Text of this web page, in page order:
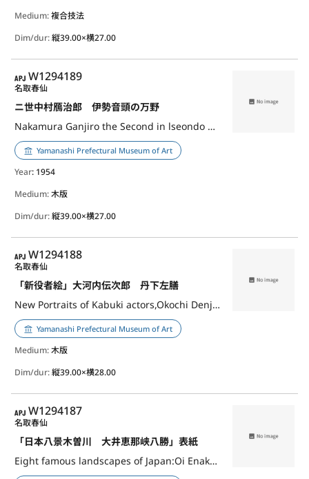
Medium:複合技法
Dim/dur:縦39.00×横27.00
APJ
W1294189
ニ世中村鴈治郎 伊勢音頭の万野
Nakamura Ganjiro the Second in lseondo no Manno
名取春仙
Yamanashi Prefectural Museum of Art
Year: 1954
Medium:木版
Dim/dur:縦39.00×横27.00
APJ
W1294188
「新役者絵」大河内伝次郎 丹下左膳
New Portraits of Kabuki actors,Okochi Denjiro in Tange Sazen
名取春仙
Yamanashi Prefectural Museum of Art
Medium:木版
Dim/dur:縦39.00×横28.00
APJ
W1294187
「日本八景木曽川 大井恵那峡八勝」表紙
Eight famous landscapes of Japan:Oi Enakyo Hasshoo,Cover
名取春仙